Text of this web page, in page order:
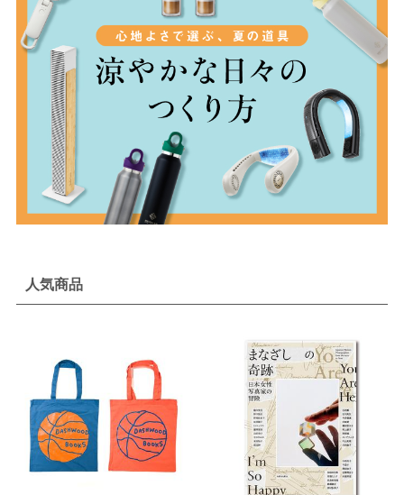
人気商品